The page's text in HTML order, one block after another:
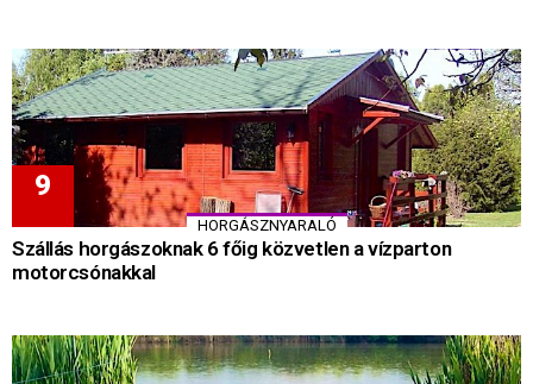
HORGÁSZNYARALÓ
Szállás horgászoknak 6 főig közvetlen a vízparton
motorcsónakkal